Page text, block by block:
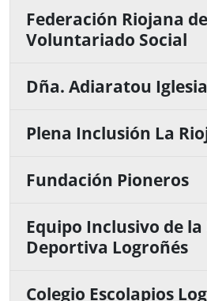
Federación Riojana de
Voluntariado Social
Dña. Adiaratou
Plena Inclusión La
Fundación Pioneros
Equipo Inclusivo de
Deportiva Logroñés
Colegio Escolapios